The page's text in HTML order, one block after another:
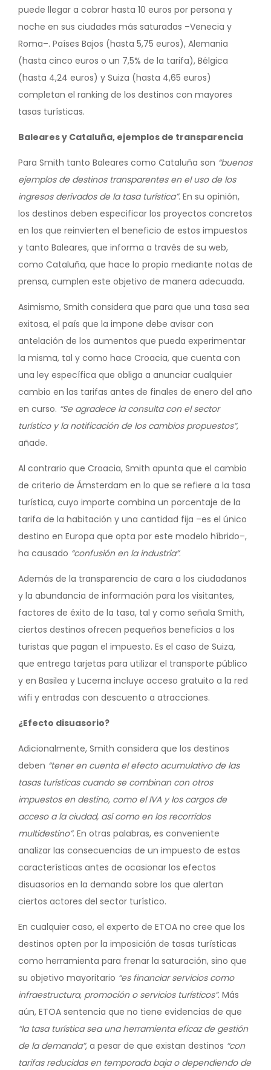
puede llegar a cobrar hasta 10 euros por persona y
noche en sus ciudades más saturadas –Venecia y
Roma–. Países Bajos (hasta 5,75 euros), Alemania
(hasta cinco euros o un 7,5% de la tarifa), Bélgica
(hasta 4,24 euros) y Suiza (hasta 4,65 euros)
completan el ranking de los destinos con mayores
tasas turísticas.
Baleares y Cataluña, ejemplos de transparencia
Para Smith tanto Baleares como Cataluña son “buenos
ejemplos de destinos transparentes en el uso de los
ingresos derivados de la tasa turística”. En su opinión,
los destinos deben especificar los proyectos concretos
en los que reinvierten el beneficio de estos impuestos
y tanto Baleares, que informa a través de su web,
como Cataluña, que hace lo propio mediante notas de
prensa, cumplen este objetivo de manera adecuada.
Asimismo, Smith considera que para que una tasa sea
exitosa, el país que la impone debe avisar con
antelación de los aumentos que pueda experimentar
la misma, tal y como hace Croacia, que cuenta con
una ley específica que obliga a anunciar cualquier
cambio en las tarifas antes de finales de enero del año
en curso. “Se agradece la consulta con el sector
turístico y la notificación de los cambios propuestos”,
añade.
Al contrario que Croacia, Smith apunta que el cambio
de criterio de Ámsterdam en lo que se refiere a la tasa
turística, cuyo importe combina un porcentaje de la
tarifa de la habitación y una cantidad fija –es el único
destino en Europa que opta por este modelo híbrido–,
ha causado “confusión en la industria”.
Además de la transparencia de cara a los ciudadanos
y la abundancia de información para los visitantes,
factores de éxito de la tasa, tal y como señala Smith,
ciertos destinos ofrecen pequeños beneficios a los
turistas que pagan el impuesto. Es el caso de Suiza,
que entrega tarjetas para utilizar el transporte público
y en Basilea y Lucerna incluye acceso gratuito a la red
wifi y entradas con descuento a atracciones.
¿Efecto disuasorio?
Adicionalmente, Smith considera que los destinos
deben “tener en cuenta el efecto acumulativo de las
tasas turísticas cuando se combinan con otros
impuestos en destino, como el IVA y los cargos de
acceso a la ciudad, así como en los recorridos
multidestino”. En otras palabras, es conveniente
analizar las consecuencias de un impuesto de estas
características antes de ocasionar los efectos
disuasorios en la demanda sobre los que alertan
ciertos actores del sector turístico.
En cualquier caso, el experto de ETOA no cree que los
destinos opten por la imposición de tasas turísticas
como herramienta para frenar la saturación, sino que
su objetivo mayoritario “es financiar servicios como
infraestructura, promoción o servicios turísticos”. Más
aún, ETOA sentencia que no tiene evidencias de que
“la tasa turística sea una herramienta eficaz de gestión
de la demanda”, a pesar de que existan destinos “con
tarifas reducidas en temporada baja o dependiendo de